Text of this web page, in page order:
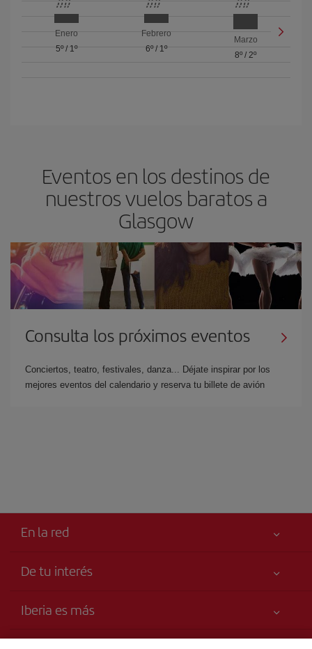
Enero
5º/ 1º
Febrero
6º/ 1º
Marzo
8º /2º
Eventos en los destinos de
nuestros vuelos baratos a
Glasgow
Consulta los próximos eventos
Conciertos, teatro, festivales, danza... Déjate inspirar por los
mejores eventos del calendario y reserva tu billete de avión
En la red
De tu interés
Declaración de accesibilidad
Compromiso de servicio
Iberia es más